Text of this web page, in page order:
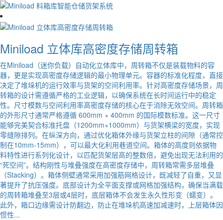
Miniload 立体库高密度存储周转箱
在Miniload（迷你负载）自动化立体库中，周转箱不仅是装载物料的容
器，更是实现高密度存储逻辑的最小物理单元。容器的标准化程度，直接
决定了堆垛机的运行效率与货架的空间利用率。针对高密度存储场景，周
转箱的设计需遵循严格的工业逻辑，以确保系统在长时间运行中的稳定
性。尺寸模数与空间利用率高密度存储的核心在于消除无效空间。周转箱
的外形尺寸通常严格遵循 600mm × 400mm 的国际模数标准。这一尺寸
能够完美契合标准托盘（1200mm×1000mm）与货架横梁的宽度，实现
零缝隙排列。在纵深方向，通过优化箱体外缘与货架立柱的间隙（通常控
制在10mm-15mm），可以最大化利用巷道空间。箱体的高度则依据物
料特性进行系列化设计，以匹配货架层高的整数倍，避免出现无法利用的
“死空间”。结构刚性与堆叠强度在高密度存储中，周转箱常需多层堆叠
（Stacking）。箱体侧壁通常采用加强筋网格设计，既减轻了自重，又显
著提升了抗压强度。底部设计为全平面支撑或网格加强结构，确保当满载
的周转箱堆叠至3层或4层时，底层箱体不会发生永久性形变（蠕变）。
此外，箱口边缘需设计防翻边，防止在堆垛机高速加减速时，上层箱体因
惯性...